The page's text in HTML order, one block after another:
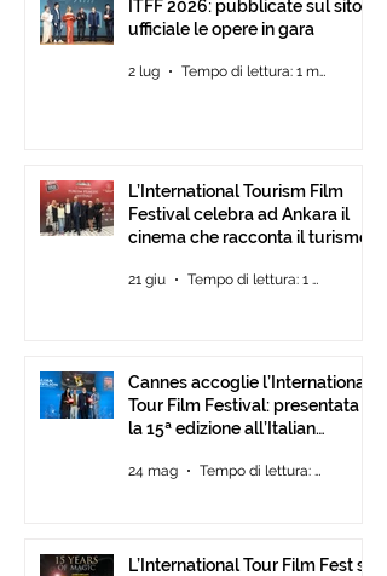
ITFF 2026: pubblicate sul sito
ufficiale le opere in gara
2 lug Tempo di lettura: 1 min
L’International Tourism Film
Festival celebra ad Ankara il
cinema che racconta il turismo.
21 giu Tempo di lettura: 1 min
Cannes accoglie l’International
Tour Film Festival: presentata
la 15ª edizione all’Italian
24 mag Tempo di lettura: 2 min
L’International Tour Film Fest si